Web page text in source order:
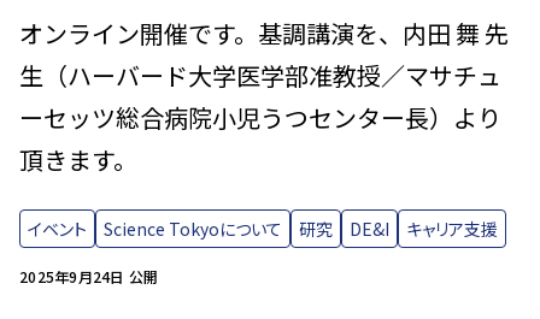
2025年9月24日 公開
オンライン開催です。基調講演を、内田 舞 先
生（ハーバード大学医学部准教授／マサチュ
ーセッツ総合病院小児うつセンター長）より
頂きます。
イベント Science Tokyoについて 研究 DE&I キャリア支援